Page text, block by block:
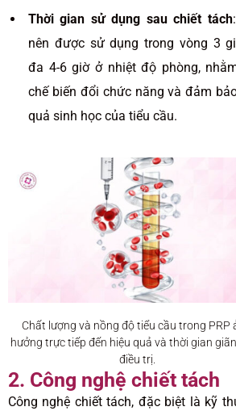
Thời gian sử dụng sau chiết tách
nên được sử dụng trong vòng 3
đa 4-6 giờ ở nhiệt độ phòng,
chế biến đổi chức năng và đảm
quả sinh học của tiểu cầu.
Chất lượng và nồng độ tiểu cầu trong PRP
hưởng trực tiếp đến hiệu quả và thời gian
điều trị.
2. Công nghệ chiết tách
Công nghệ chiết tách, đặc biệt là kỹ